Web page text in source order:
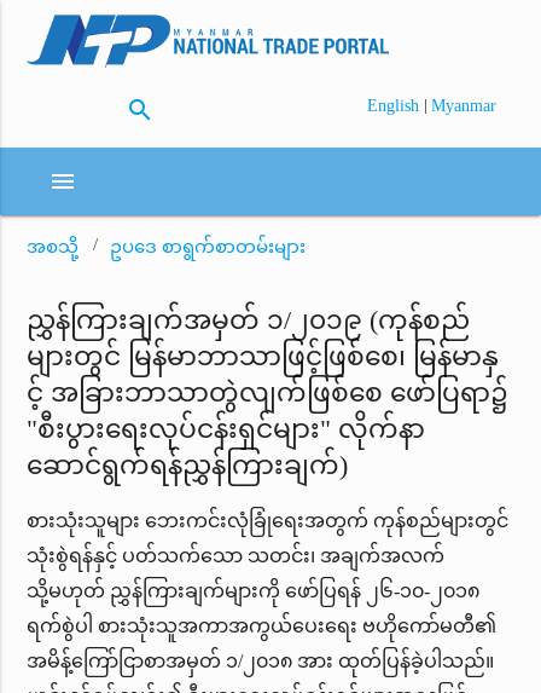
search English | Myanmar
menu
အစသို့ ဥပဒေ စာရွက်စာတမ်းများ
ညွှန်ကြားချက်အမှတ် ၁/၂၀၁၉ (ကုန်စည်
များတွင် မြန်မာဘာသာဖြင့်ဖြစ်စေ၊ မြန်မာနှ
င့် အခြားဘာသာတွဲလျက်ဖြစ်စေ ဖော်ပြရာ၌
"စီးပွားရေးလုပ်ငန်းရှင်များ" လိုက်နာ
ဆောင်ရွက်ရန်ညွှန်ကြားချက်)
စားသုံးသူများ ဘေးကင်းလုံခြုံရေးအတွက် ကုန်စည်များတွင်
သုံးစွဲရန်နှင့် ပတ်သက်သော သတင်း၊ အချက်အလက်
သို့မဟုတ် ညွှန်ကြားချက်များကို ဖော်ပြရန် ၂၆-၁၀-၂၀၁၈
ရက်စွဲပါ စားသုံးသူအကာအကွယ်ပေးရေး ဗဟိုကော်မတီ၏
အမိန့်ကြော်ငြာစာအမှတ် ၁/၂၀၁၈ အား ထုတ်ပြန်ခဲ့ပါသည်။